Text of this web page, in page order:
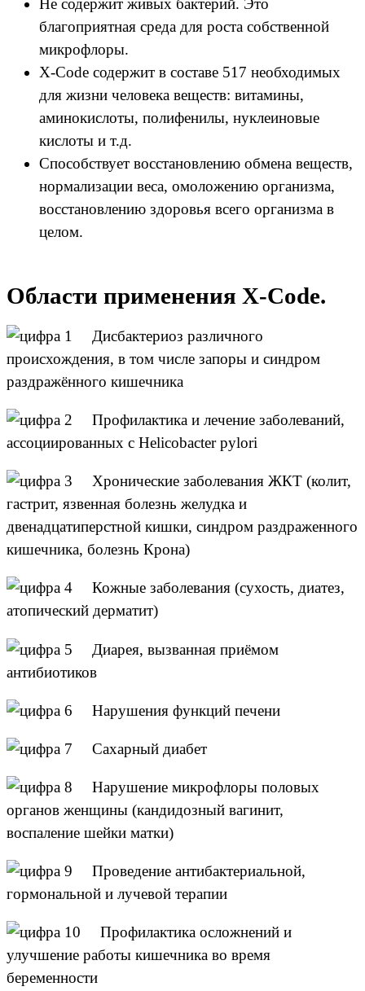
благоприятная среда для роста собственной
микрофлоры.
X-Code содержит в составе 517 необходимых
для жизни человека веществ: витамины,
аминокислоты, полифенилы, нуклеиновые
кислоты и т.д.
Способствует восстановлению обмена веществ,
нормализации веса, омоложению организма,
восстановлению здоровья всего организма в
целом.
Области применения X‑Code.
Дисбактериоз различного
происхождения, в том числе запоры и синдром
раздражённого кишечника
Профилактика и лечение заболеваний,
ассоциированных с Helicobacter pylori
Хронические заболевания ЖКТ (колит,
гастрит, язвенная болезнь желудка и
двенадцатиперстной кишки, синдром раздраженного
кишечника, болезнь Крона)
Кожные заболевания (сухость, диатез,
атопический дерматит)
Диарея, вызванная приёмом
антибиотиков
Нарушения функций печени
Сахарный диабет
Нарушение микрофлоры половых
органов женщины (кандидозный вагинит,
воспаление шейки матки)
Проведение антибактериальной,
гормональной и лучевой терапии
Профилактика осложнений и
улучшение работы кишечника во время
беременности